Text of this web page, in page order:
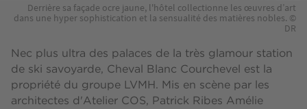
Derrière sa façade ocre jaune, l'hôtel collectionne les œuvres d’art
dans une hyper sophistication et la sensualité des matières nobles. ©
DR
Nec plus ultra des palaces de la très glamour station
de ski savoyarde, Cheval Blanc Courchevel est la
propriété du groupe LVMH. Mis en scène par les
architectes d'Atelier COS, Patrick Ribes Amélie